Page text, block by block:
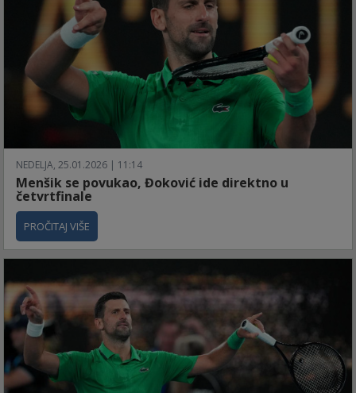
NEDELJA, 25.01.2026 | 11:14
Menšik se povukao, Đoković ide direktno u
četvrtfinale
PROČITAJ VIŠE